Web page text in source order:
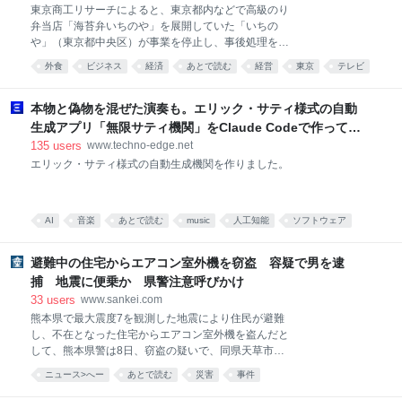
345 ✕
東京商工リサーチによると、東京都内などで高級のり
弁当店「海苔弁いちのや」を展開していた「いちの
や」（東京都中央区）が事業を停止し、事後処理を弁
護士に一任した。直営店は7月31日で閉店した。フラ
ンチャイズ店は営業を継続するという。 海苔弁いちの
店を開店。新潟のブランド米「新之助」ともち麦をブ
レンドし、瀬戸内海産ののりや、宮城県塩釜市のちく
わ、高知県・四万十川の青のりを使った磯部揚げな
えるロケ弁当を表彰する第1回日本ロケ弁大賞で金賞
「鬼滅の刃」やプロ野球・ヤクルトの選手とのコラボ
た。東京商工リサーチは「原
外食 ビジネス 経済 あとで読む 経営 東京 テレビ
本物と偽物を混ぜた演奏も。エリック・サティ様式の自動
生成アプリ「無限サティ機関」をClaude Codeで作って公
開した（CloseBox） | テクノエッジ TechnoEdge
135 users www.techno-edge.net
エリック・サティ様式の自動生成機関を作りました。
AI 音楽 あとで読む music 人工知能 ソフトウェア
避難中の住宅からエアコン室外機を窃盗 容疑で男を逮
捕 地震に便乗か 県警注意呼びかけ
33 users www.sankei.com
熊本県で最大震度7を観測した地震により住民が避難
し、不在となった住宅からエアコン室外機を盗んだと
して、熊本県警は8日、窃盗の疑いで、同県天草市の
無職、森田和伸容疑者（47）を逮捕した。県警は地震
に便乗した可能性があるとして、注意を呼びかけてい
ニュース>へー あとで読む 災害 事件